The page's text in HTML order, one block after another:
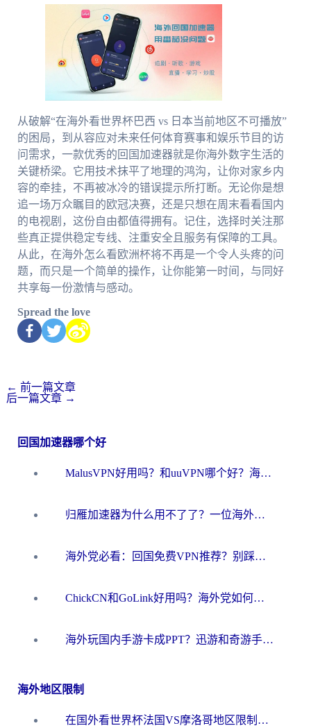
从破解“在海外看世界杯巴西 vs 日本当前地区不可播放”
的困局，到从容应对未来任何体育赛事和娱乐节目的访
问需求，一款优秀的回国加速器就是你海外数字生活的
关键桥梁。它用技术抹平了地理的鸿沟，让你对家乡内
容的牵挂，不再被冰冷的错误提示所打断。无论你是想
追一场万众瞩目的欧冠决赛，还是只想在周末看看国内
的电视剧，这份自由都值得拥有。记住，选择时关注那
些真正提供稳定专线、注重安全且服务有保障的工具。
从此，在海外怎么看欧洲杯将不再是一个令人头疼的问
题，而只是一个简单的操作，让你能第一时间，与同好
共享每一份激情与感动。
Spread the love
← 前一篇文章
后一篇文章 →
回国加速器哪个好
MalusVPN好用吗？和uuVPN哪个好？海外党无缝访问国内资源的真实对比与选择指南
归雁加速器为什么用不了了？一位海外游子的真实困惑与技术解答
海外党必看：回国免费VPN推荐？别踩坑！教你选对加速器无缝刷国内资源
ChickCN和GoLink好用吗？海外党如何选对回国加速器
海外玩国内手游卡成PPT？迅游和奇游手游哪个好？一篇讲透回国加速器怎么选
海外地区限制
在国外看世界杯法国VS摩洛哥地区限制？这篇指南让你流畅看中文解说无压力